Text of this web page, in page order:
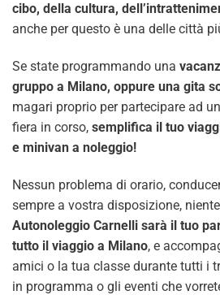
cibo, della cultura,
anche per questo è una delle città
Se state programmando una
gruppo a Milano, oppure una gita
magari proprio per partecipare ad
fiera in corso, semplifica il tuo
e minivan a noleggio!
Nessun problema di orario,
sempre a vostra disposizione,
Autonoleggio Carnelli sarà il tuo
tutto il viaggio a Milano, e
amici o la tua classe durante tutti i
in programma o gli eventi che